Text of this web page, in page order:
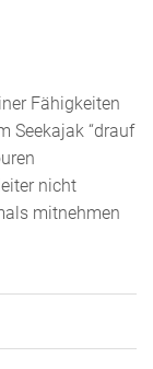
Fähigkeiten
Seekajak “drauf
nicht
mitnehmen